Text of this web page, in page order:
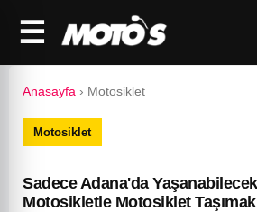
☰
Anasayfa › Motosiklet
Motosiklet
Sadece Adana'da
Motosikletle Motosiklet Taşımak